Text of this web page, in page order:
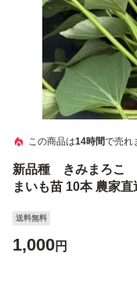
この商品は14時間で売れ
新品種 きみまろ
まいも苗 10本 農家
送料無料
1,000円